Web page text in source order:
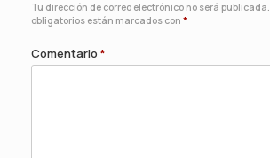
Tu dirección de correo electrónico no será publicada.
obligatorios están marcados con *
Comentario *